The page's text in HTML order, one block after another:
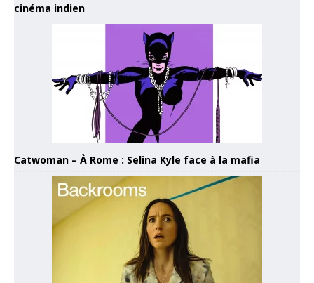
cinéma indien
Catwoman – À Rome : Selina Kyle face à la mafia